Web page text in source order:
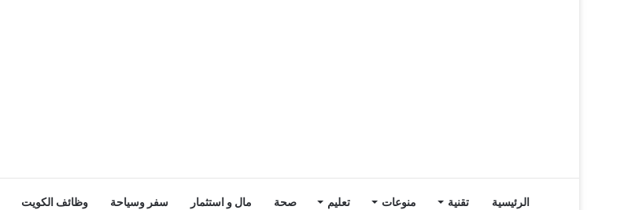
الرئيسية تقنية منوعات تعليم صحة مال و استثمار سفر وسياحة وظائف الكويت